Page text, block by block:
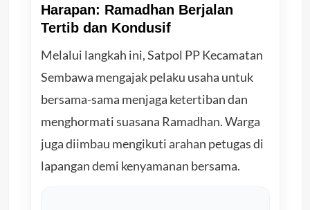
Harapan: Ramadhan Berjalan
Tertib dan Kondusif
Melalui langkah ini, Satpol PP Kecamatan
Sembawa mengajak pelaku usaha untuk
bersama-sama menjaga ketertiban dan
menghormati suasana Ramadhan. Warga
juga diimbau mengikuti arahan petugas di
lapangan demi kenyamanan bersama.